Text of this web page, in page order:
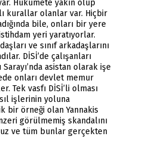
Hükümete yakın olup
kurallar olanlar var. Hiçbir
bile, onları bir yere
yeri yaratıyorlar.
ve sınıf arkadaşlarını
DİSİ’de çalışanları
Sarayı’nda asistan olarak işe
onları devlet memur
Tek vasfı DİSİ’li olması
işlerinin yoluna
bir örneği olan Yannakis
görülmemiş skandalını
ve tüm bunlar gerçekten